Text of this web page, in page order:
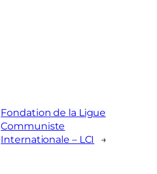
Fondation de la Ligue
Communiste
Internationale – LCI
→